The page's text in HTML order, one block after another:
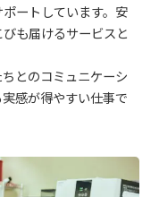
ートしています。安
も届けるサービスと
とのコミュニケーシ
感が得やすい仕事で